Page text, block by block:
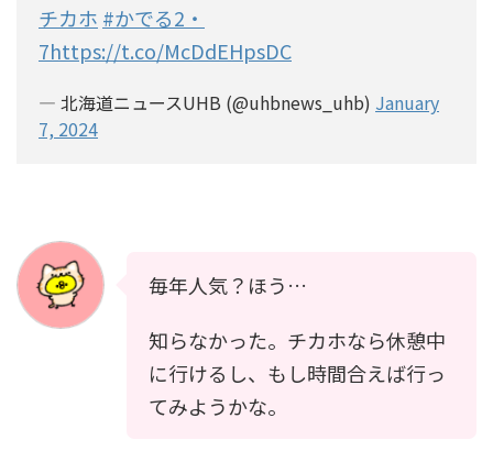
チカホ #かでる2・
7https://t.co/McDdEHpsDC
— 北海道ニュースUHB (@uhbnews_uhb) January
7, 2024
毎年人気？ほう…
知らなかった。チカホなら休憩中
に行けるし、もし時間合えば行っ
てみようかな。